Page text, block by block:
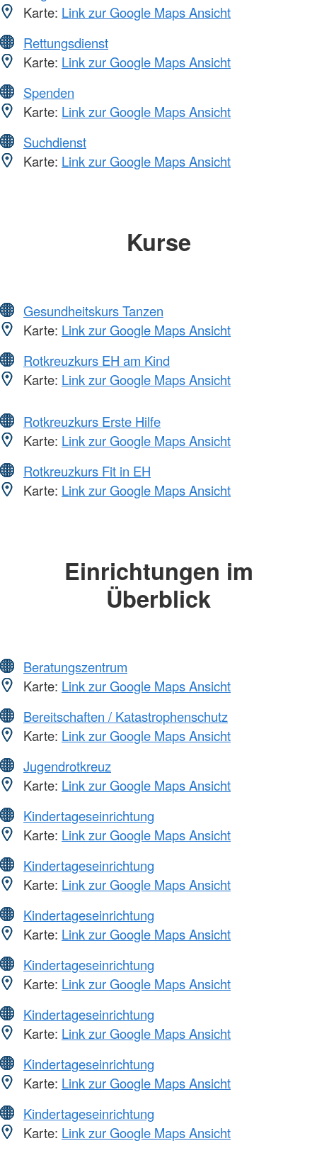
Karte: Link zur Google Maps Ansicht
Rettungsdienst
Karte: Link zur Google Maps Ansicht
Spenden
Karte: Link zur Google Maps Ansicht
Suchdienst
Karte: Link zur Google Maps Ansicht
Kurse
Gesundheitskurs Tanzen
Karte: Link zur Google Maps Ansicht
Rotkreuzkurs EH am Kind
Karte: Link zur Google Maps Ansicht
Rotkreuzkurs Erste Hilfe
Karte: Link zur Google Maps Ansicht
Rotkreuzkurs Fit in EH
Karte: Link zur Google Maps Ansicht
Einrichtungen im
Überblick
Beratungszentrum
Karte: Link zur Google Maps Ansicht
Bereitschaften / Katastrophenschutz
Karte: Link zur Google Maps Ansicht
Jugendrotkreuz
Karte: Link zur Google Maps Ansicht
Kindertageseinrichtung
Karte: Link zur Google Maps Ansicht
Kindertageseinrichtung
Karte: Link zur Google Maps Ansicht
Kindertageseinrichtung
Karte: Link zur Google Maps Ansicht
Kindertageseinrichtung
Karte: Link zur Google Maps Ansicht
Kindertageseinrichtung
Karte: Link zur Google Maps Ansicht
Kindertageseinrichtung
Karte: Link zur Google Maps Ansicht
Kindertageseinrichtung
Karte: Link zur Google Maps Ansicht